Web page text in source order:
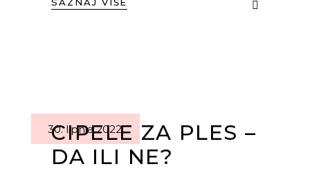
SAZNAJ VIŠE
30. lipnja 2022.
CIPELE ZA PLES –
DA ILI NE?